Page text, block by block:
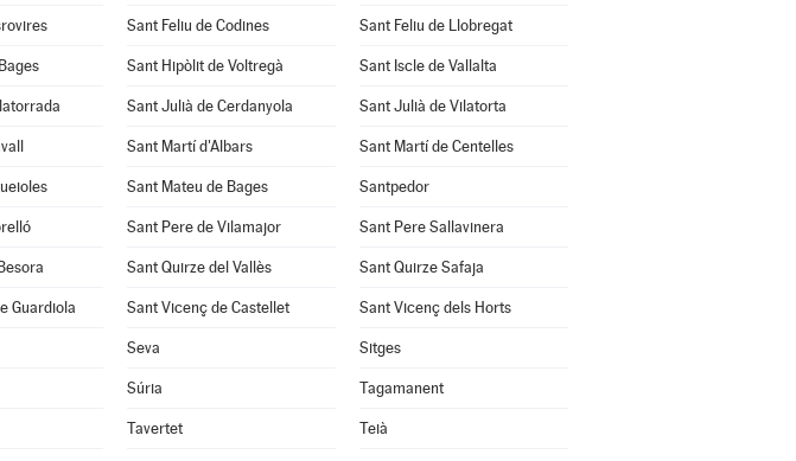
Sant Feliu de Codines Sant Feliu de Llobregat
Sant Hipòlit de Voltregà Sant Iscle de Vallalta
Sant Julià de Cerdanyola Sant Julià de Vilatorta
Sant Martí d'Albars Sant Martí de Centelles
Sant Mateu de Bages Santpedor
Sant Pere de Vilamajor Sant Pere Sallavinera
Sant Quirze del Vallès Sant Quirze Safaja
Guardiola Sant Vicenç de Castellet Sant Vicenç dels Horts
Seva Sitges
Súria Tagamanent
Tavertet Teià